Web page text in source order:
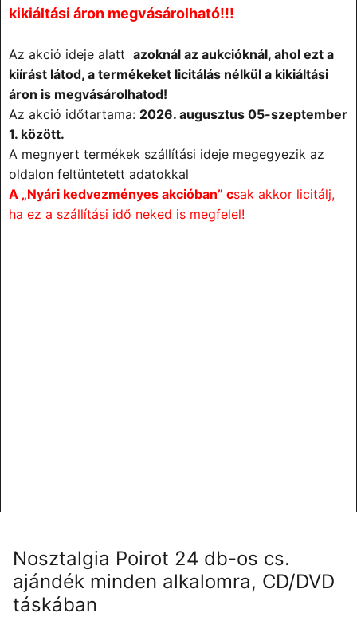
kikiáltási áron megvásárolható!!!
Az akció ideje alatt azoknál az aukcióknál, ahol ezt a
kiírást látod, a termékeket licitálás nélkül a kikiáltási
áron is megvásárolhatod!
Az akció időtartama: 2026. augusztus 05-szeptember
1. között.
A megnyert termékek szállítási ideje megegyezik az
oldalon feltüntetett adatokkal
A „Nyári kedvezményes akcióban” csak akkor licitálj,
ha ez a szállítási idő neked is megfelel!
Nosztalgia Poirot 24 db-os cs.
ajándék minden alkalomra, CD/DVD
táskában